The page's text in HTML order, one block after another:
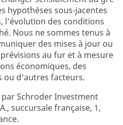
hypothèses sous-jacentes
l'évolution des conditions
Nous ne sommes tenus à
des mises à jour ou
au fur et à mesure
économiques, des
ou d'autres facteurs.
Schroder Investment
succursale française, 1,